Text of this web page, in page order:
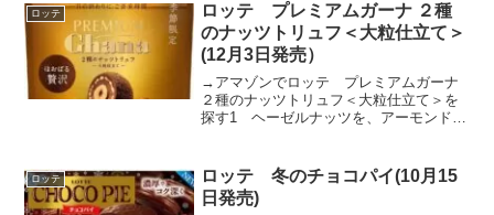
ロッテ
ロッテ プレミアムガーナ ２種
のナッツトリュフ＜大粒仕立て＞
(12月3日発売）
→アマゾンでロッテ プレミアムガーナ
２種のナッツトリュフ＜大粒仕立て＞を
探す1 ヘーゼルナッツを、アーモンドク
ーゼルナッツペースト1.4％使用（チョコ
レート中）2 仕...
ロッテ
ロッテ 冬のチョコパイ(10月15
日発売)